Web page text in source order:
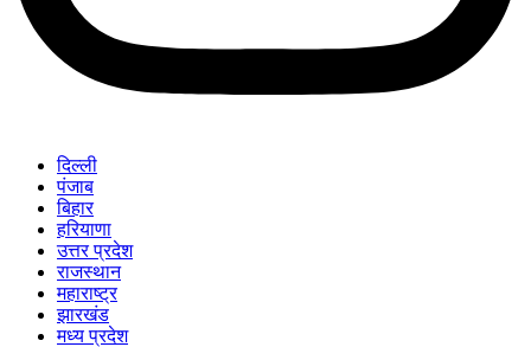
दिल्ली
पंजाब
बिहार
हरियाणा
उत्तर प्रदेश
राजस्थान
महाराष्ट्र
झारखंड
मध्य प्रदेश